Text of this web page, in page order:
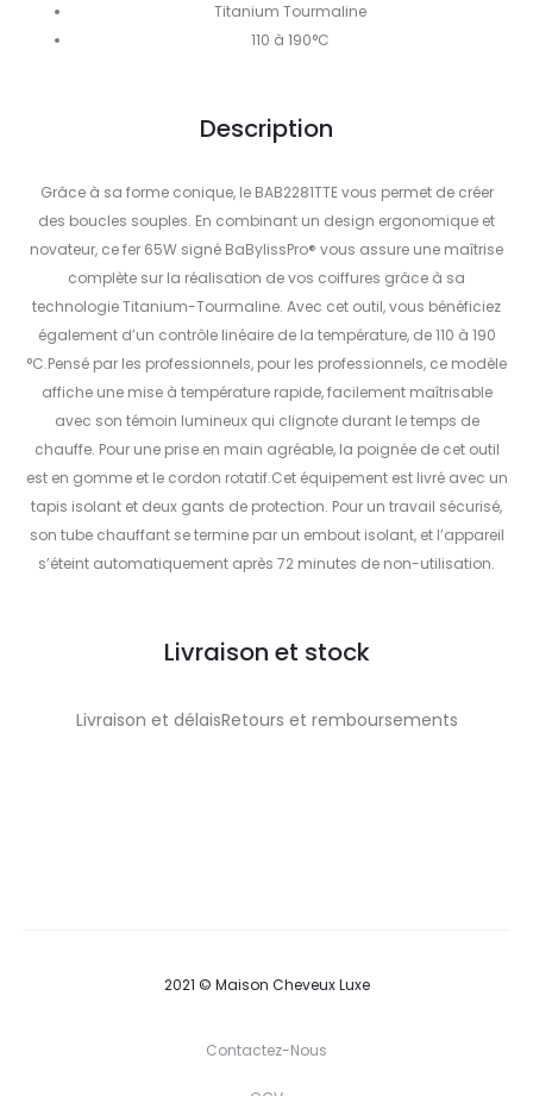
Titanium Tourmaline
110 à 190°C
Description
Grâce à sa forme conique, le BAB2281TTE vous permet de créer
des boucles souples. En combinant un design ergonomique et
novateur, ce fer 65W signé BaBylissPro® vous assure une maîtrise
complète sur la réalisation de vos coiffures grâce à sa
technologie Titanium-Tourmaline. Avec cet outil, vous bénéficiez
également d’un contrôle linéaire de la température, de 110 à 190
°C.Pensé par les professionnels, pour les professionnels, ce modèle
affiche une mise à température rapide, facilement maîtrisable
avec son témoin lumineux qui clignote durant le temps de
chauffe. Pour une prise en main agréable, la poignée de cet outil
est en gomme et le cordon rotatif.Cet équipement est livré avec un
tapis isolant et deux gants de protection. Pour un travail sécurisé,
son tube chauffant se termine par un embout isolant, et l’appareil
s’éteint automatiquement après 72 minutes de non-utilisation.
Livraison et stock
Livraison et délaisRetours et remboursements
2021 © Maison Cheveux Luxe
Contactez-Nous